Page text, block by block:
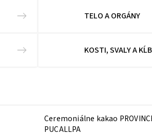
TELO A ORGÁNY
KOSTI, SVALY A
Ceremoniálne kakao
PUCALLPA